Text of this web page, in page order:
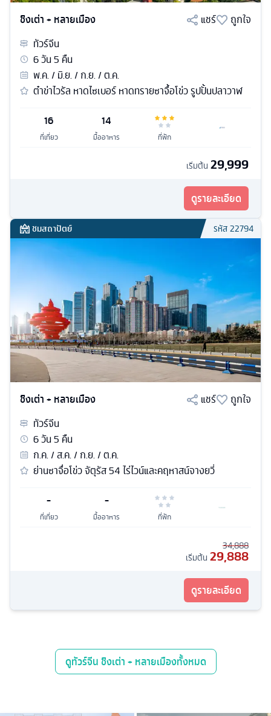
ชิงเต่า + หลายเมือง แชร์
ถูกใจ
ทัวร์จีน
6วัน5 คืน
พ.ค. / มิ.ย. / ก.ย. / ต.ค.
ต๋าข่าไวรัล หาดไซเบอร์ หาดทรายซาจื้อโข่ว รูปปั้นปลาวาฬ
16
ที่เที่ยว
14
มื้ออาหาร ที่พัก
เริ่มต้น 29,999
ดูรายละเอียด
ชมสถาปัตย์ รหัส22794
ชิงเต่า + หลายเมือง แชร์
ถูกใจ
ทัวร์จีน
6วัน5 คืน
ก.ค. / ส.ค. / ก.ย. / ต.ค.
ย่านซาจื่อโข่ว จัตุรัส 54 ไร่ไวน์และคฤหาสน์จางยวี่
-
ที่เที่ยว
-
มื้ออาหาร ที่พัก
34,888
เริ่มต้น 29,888
ดูรายละเอียด
ดูทัวร์จีน ชิงเต่า + หลายเมืองทั้งหมด